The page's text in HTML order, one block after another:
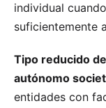
individual
suficientemente
Tipo reducido
autónomo
entidades con